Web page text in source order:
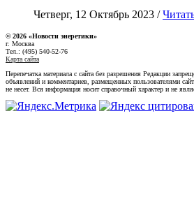
Четверг, 12 Октябрь 2023 /
© 2026 «Новости энеретики»
г. Москва
Тел.: (495) 540-52-76
Карта сайта
Перепечатка материала с сайта без разрешения Редакции
объявлений и комментариев, размещенных пользователями
не несет. Вся информация носит справочный характер и не